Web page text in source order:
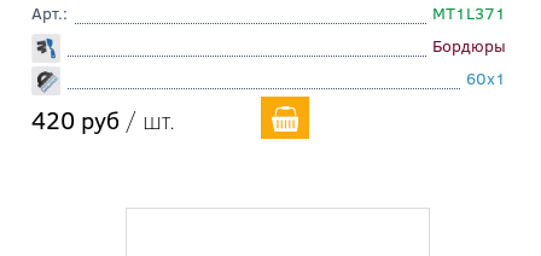
Арт.:
MT1L371
Бордюры
60x1
420 руб / шт.